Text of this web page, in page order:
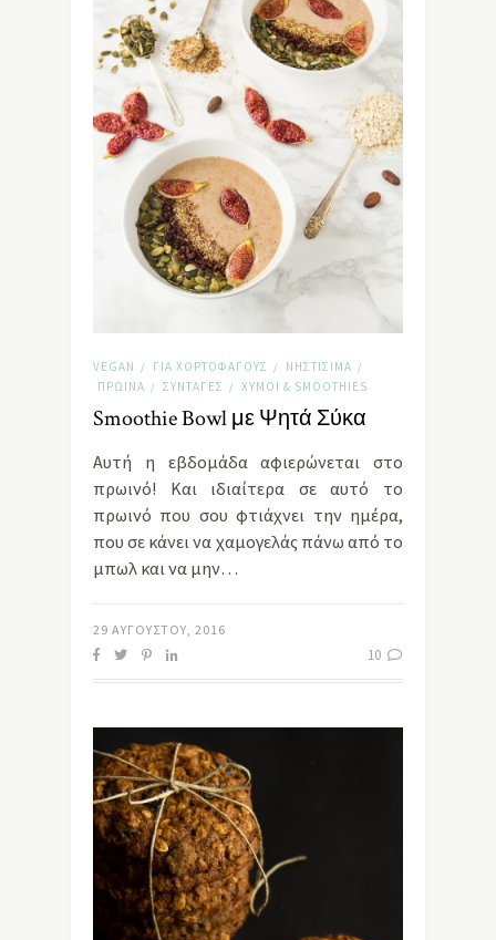
VEGAN / ΓΙΑ ΧΟΡΤΟΦΆΓΟΥΣ / ΝΗΣΤΊΣΙΜΑ /
ΠΡΩΙΝΆ / ΣΥΝΤΑΓΈΣ / ΧΥΜΟΊ & SMOΟTHIES
Smoothie Bowl με Ψητά Σύκα
Αυτή η εβδομάδα αφιερώνεται στο
πρωινό! Και ιδιαίτερα σε αυτό το
πρωινό που σου φτιάχνει την ημέρα,
που σε κάνει να χαμογελάς πάνω από το
μπωλ και να μην…
29 ΑΥΓΟΎΣΤΟΥ, 2016
10